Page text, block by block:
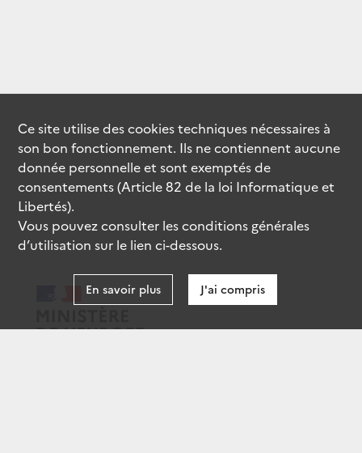
Ce site utilise descookiestechniques nécessaires à
son bon fonctionnement. Ils ne contiennent aucune
donnée personnelle et sont exemptés de
consentements (Article 82 de la loi Informatique et
Libertés).
Vous pouvez consulter les conditions générales
d’utilisation sur le lien ci-dessous.
En savoir plus J'ai compris